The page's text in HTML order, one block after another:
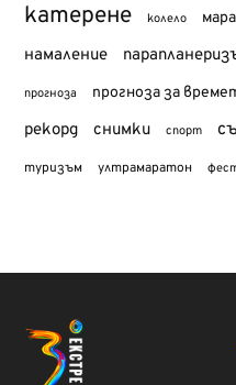
катерене колело
намаление
прогноза прогноза за
рекорд снимки спорт
туризъм ултрамаратон